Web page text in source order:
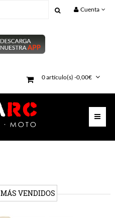
Cuenta
0 artículo(s) -0,00€
MÁS VENDIDOS